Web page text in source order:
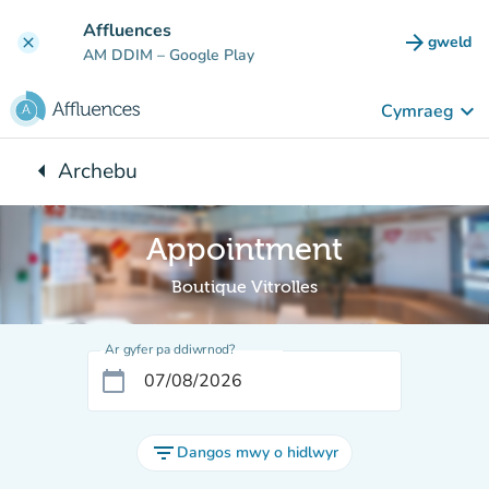
clear Affluences
AM DDIM – Google Play arrow_forward gweld
(tab
Cymraeg keyboard_arrow_down
arrow_leftYn ôl i:
Archebu
Appointment
Boutique Vitrolles
Ar gyfer pa ddiwrnod?
calendar_today
filter_list Dangos mwy o hidlwyr